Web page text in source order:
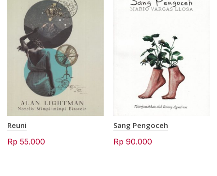
Reuni
Rp 55.000
Sang Pengoceh
Rp 90.000